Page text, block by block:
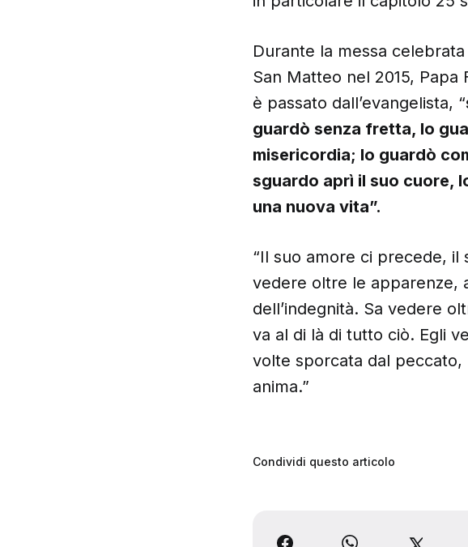
Durante la messa
San Matteo nel 2015,
è passato dall’evangelista, “
guardò senza fretta, lo
misericordia; lo guardò
sguardo aprì il suo cuore,
una nuova vita”.
“Il suo amore ci precede, il
vedere oltre le apparenze,
dell’indegnità. Sa vedere
va al di là di tutto ciò. Egli
volte sporcata dal
anima.”
Condividi questo articolo